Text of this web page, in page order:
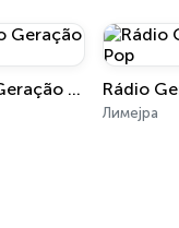
Rádio Geração Kids
Лимејра